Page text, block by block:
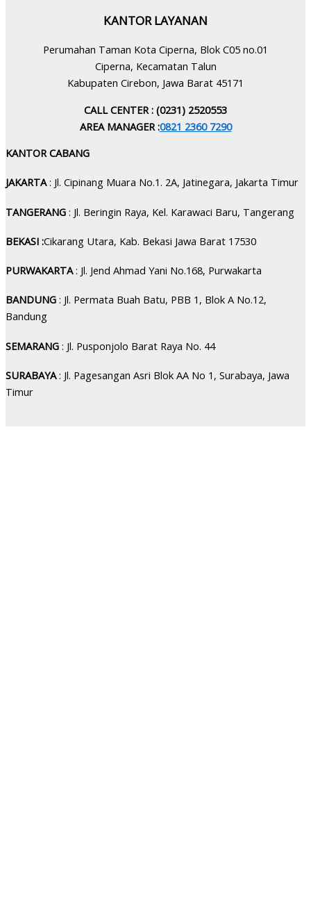
KANTOR LAYANAN
Perumahan Taman Kota Ciperna, Blok C05 no.01
Ciperna, Kecamatan Talun
Kabupaten Cirebon, Jawa Barat 45171
CALL CENTER : (0231) 2520553
AREA MANAGER :0821 2360 7290
KANTOR CABANG
JAKARTA: Jl. Cipinang Muara No.1. 2A, Jatinegara, Jakarta Timur
TANGERANG : Jl. Beringin Raya, Kel. Karawaci Baru, Tangerang
BEKASI :Cikarang Utara, Kab. Bekasi Jawa Barat 17530
PURWAKARTA: Jl. Jend Ahmad Yani No.168, Purwakarta
BANDUNG : Jl. Permata Buah Batu, PBB 1, Blok A No.12,
Bandung
SEMARANG : Jl. Pusponjolo Barat Raya No. 44
SURABAYA: Jl. Pagesangan Asri Blok AA No 1, Surabaya, Jawa
Timur